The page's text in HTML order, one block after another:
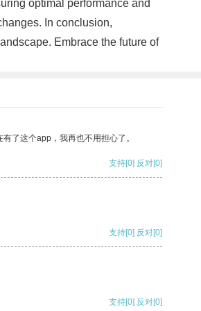
optimal performance and
In conclusion,
Embrace the future of
了这个app，我再也不用担心了。
支持[0] 反对[0]
支持[0] 反对[0]
支持[0] 反对[0]